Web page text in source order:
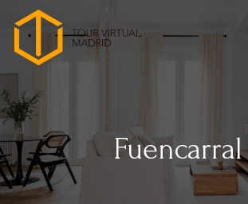
main
content
Fuencarral